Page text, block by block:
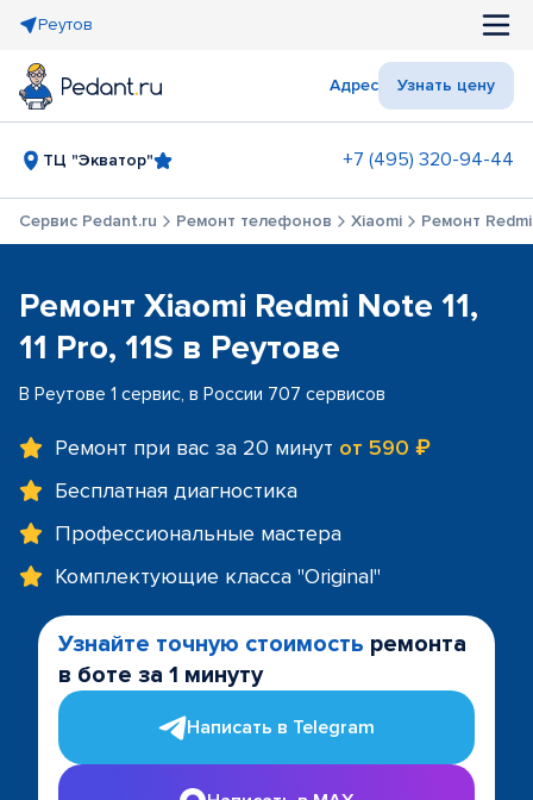
Реутов
Адрес Узнать цену
ТЦ "Экватор" +7 (495) 320-94-44
Сервис Pedant.ru Ремонт телефонов Xiaomi Ремонт Redmi
Ремонт Xiaomi Redmi Note 11,
11 Pro, 11S в Реутове
В Реутове 1 сервис, в России 707 сервисов
Ремонт при вас за 20 минут от 590 ₽
Бесплатная диагностика
Профессиональные мастера
Комплектующие класса "Original"
Узнайте точную стоимость ремонта
в боте за 1 минуту
Написать в Telegram